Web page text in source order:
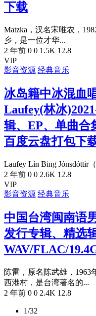
下载
Matzka，汉名宋唯农，
乡，是一位才华...
2 年前 0 0 1.5K 12.8
VIP
影音资源 经典音乐
冰岛籍中冰混血
Laufey(林冰
辑、EP、单曲合
百度云盘打包下
Laufey Lín Bing Jónsdóttir
2 年前 0 0 2.6K 12.8
VIP
影音资源 经典音乐
中国台湾闽南语
发行专辑、精选
WAV/FLAC/
陈雷，原名陈武雄，1963
西港村，是台湾著名的...
2 年前 0 0 2.4K 12.8
1/32